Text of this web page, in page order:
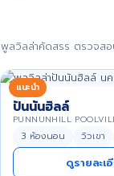
พูลวิลล่าคัดสรร ตรวจส
แนะนำ
ปันนันฮิลล์
PUNNUNHILL
3 ห้องนอน วิวเขา
ดูรายละเ